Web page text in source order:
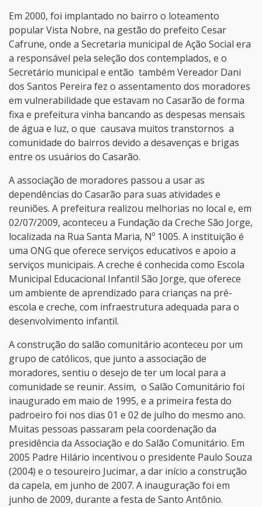
Em 2000, foi implantado no bairro o loteamento
popular Vista Nobre, na gestão do prefeito Cesar
Cafrune, onde a Secretaria municipal de Ação Social era
a responsável pela seleção dos contemplados, e o
Secretário municipal e então também Vereador Dani
dos Santos Pereira fez o assentamento dos moradores
em vulnerabilidade que estavam no Casarão de forma
fixa e prefeitura vinha bancando as despesas mensais
de água e luz, o que causava muitos transtornos a
comunidade do bairros devido a desavenças e brigas
entre os usuários do Casarão.
A associação de moradores passou a usar as
dependências do Casarão para suas atividades e
reuniões. A prefeitura realizou melhorias no local e, em
02/07/2009, aconteceu a Fundação da Creche São Jorge,
localizada na Rua Santa Maria, Nº 1005. A instituição é
uma ONG que oferece serviços educativos e apoio a
serviços municipais. A creche é conhecida como Escola
Municipal Educacional Infantil São Jorge, que oferece
um ambiente de aprendizado para crianças na pré-
escola e creche, com infraestrutura adequada para o
desenvolvimento infantil.
A construção do salão comunitário aconteceu por um
grupo de católicos, que junto a associação de
moradores, sentiu o desejo de ter um local para a
comunidade se reunir. Assim, o Salão Comunitário foi
inaugurado em maio de 1995, e a primeira festa do
padroeiro foi nos dias 01 e 02 de julho do mesmo ano.
Muitas pessoas passaram pela coordenação da
presidência da Associação e do Salão Comunitário. Em
2005 Padre Hilário incentivou o presidente Paulo Souza
(2004) e o tesoureiro Jucimar, a dar início a construção
da capela, em junho de 2007. A inauguração foi em
junho de 2009, durante a festa de Santo Antônio.